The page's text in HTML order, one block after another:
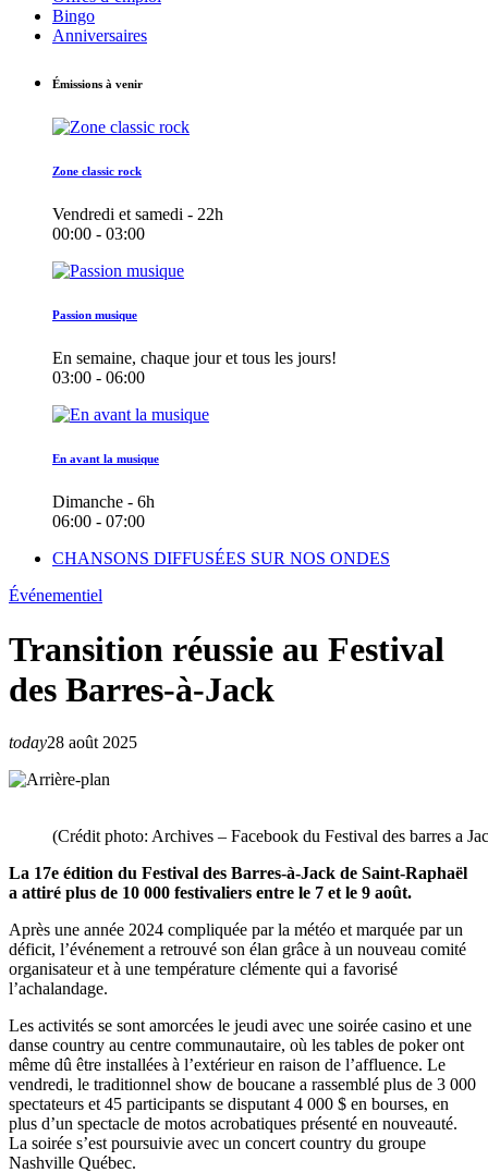
Bingo
Anniversaires
Émissions à venir
Zone classic rock
Vendredi et samedi - 22h
00:00 - 03:00
Passion musique
En semaine, chaque jour et tous les jours!
03:00 - 06:00
En avant la musique
Dimanche - 6h
06:00 - 07:00
CHANSONS DIFFUSÉES SUR NOS ONDES
Événementiel
Transition réussie au Festival
des Barres-à-Jack
today28 août 2025
(Crédit photo: Archives – Facebook du Festival des barres a
La 17e édition du Festival des Barres-à-Jack de Saint-Raphaël
a attiré plus de 10 000 festivaliers entre le 7 et le 9 août.
Après une année 2024 compliquée par la météo et marquée par un
déficit, l’événement a retrouvé son élan grâce à un nouveau comité
organisateur et à une température clémente qui a favorisé
l’achalandage.
Les activités se sont amorcées le jeudi avec une soirée casino et une
danse country au centre communautaire, où les tables de poker ont
même dû être installées à l’extérieur en raison de l’affluence. Le
vendredi, le traditionnel show de boucane a rassemblé plus de 3 000
spectateurs et 45 participants se disputant 4 000 $ en bourses, en
plus d’un spectacle de motos acrobatiques présenté en nouveauté.
La soirée s’est poursuivie avec un concert country du groupe
Nashville Québec.